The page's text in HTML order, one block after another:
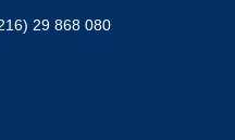
29 868 080